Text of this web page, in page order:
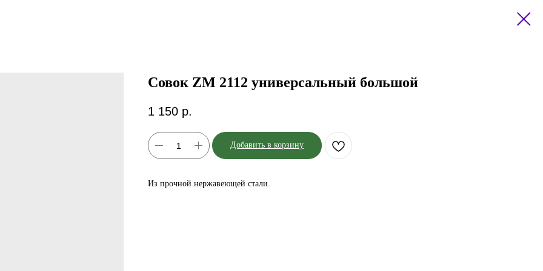
Совок ZM 2112 универсальный большой
1 150 р.
Добавить в корзину
Из прочной нержавеющей стали.